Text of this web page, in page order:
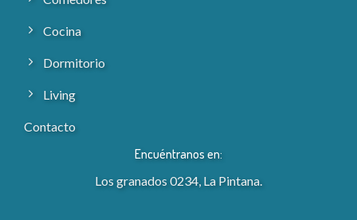
Cocina
Dormitorio
Living
Contacto
Encuéntranos en:
Los granados 0234, La Pintana.